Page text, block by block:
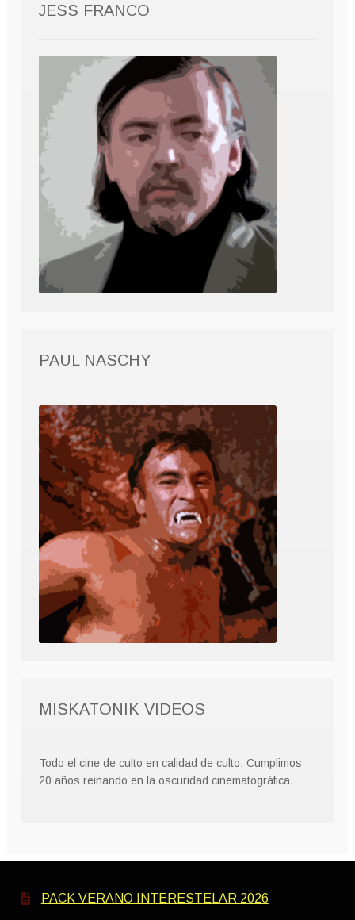
JESS FRANCO
PAUL NASCHY
MISKATONIK VIDEOS
Todo el cine de culto en calidad de culto. Cumplimos
20 años reinando en la oscuridad cinematográfica.
PACK VERANO INTERESTELAR 2026